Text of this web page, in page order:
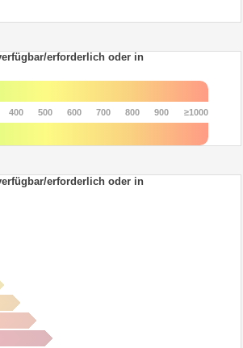
erforderlich oder in
400 500 600 700 800 900 ≥1000
erforderlich oder in